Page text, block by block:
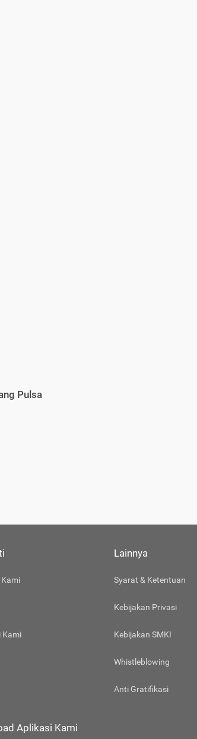
Pulsa
Kami
Lainnya
Syarat & Ketentuan
Kebijakan Privasi
Kebijakan SMKI
Whistleblowing
Anti Gratifikasi
Aplikasi Kami